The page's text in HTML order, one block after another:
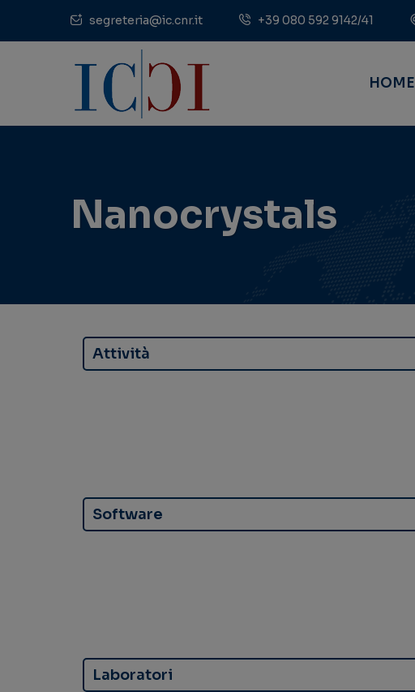
segreteria@ic.cnr.it +39 080 592 9142/41
HOME
Nanocrystals
Attività
Software
Laboratori